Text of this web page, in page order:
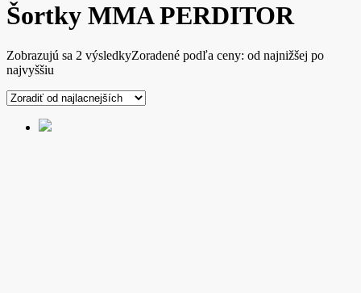
Šortky MMA PERDITOR
Zobrazujú sa 2 výsledkyZoradené podľa ceny: od najnižšej po
najvyššiu